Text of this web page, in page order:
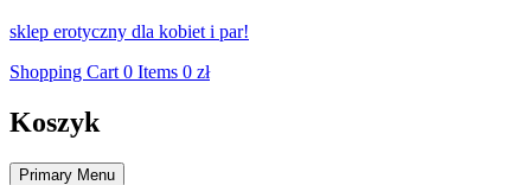
sklep erotyczny dla kobiet i par!
Shopping Cart 0 Items 0 zł
Koszyk
Primary Menu